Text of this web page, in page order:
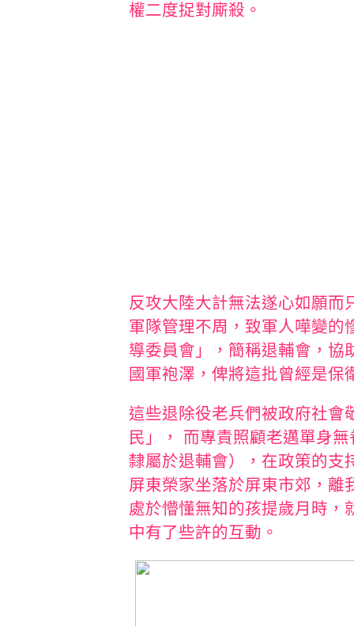
權二度捉對廝殺。
反攻大陸大計無法遂心如願而
軍隊管理不周，致軍人嘩變的
導委員會」，簡稱退輔會，協
國軍袍澤，俾將這批曾經是
這些退除役老兵們被政府社會
民」， 而專責照顧老邁單身
隸屬於退輔會），在政策的支
屏東榮家坐落於屏東市郊，離
處於懵懂無知的孩提歲月時，
中有了些許的互動。